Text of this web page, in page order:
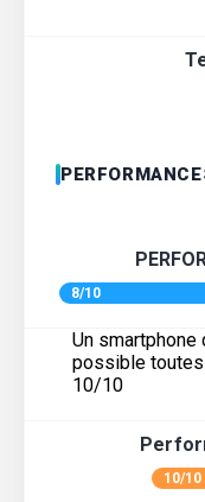
8/10
Un
possible
10/10
10/10